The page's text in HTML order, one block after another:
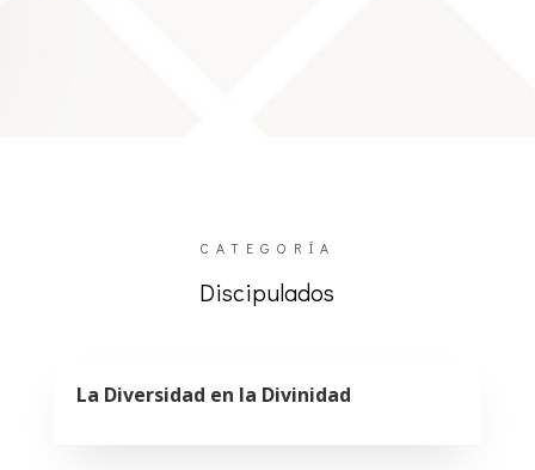
CATEGORÍA
Discipulados
La Diversidad en la Divinidad